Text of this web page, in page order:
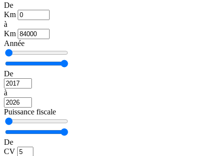
De
Km
à
Km
Année
De
à
Puissance fiscale
De
CV